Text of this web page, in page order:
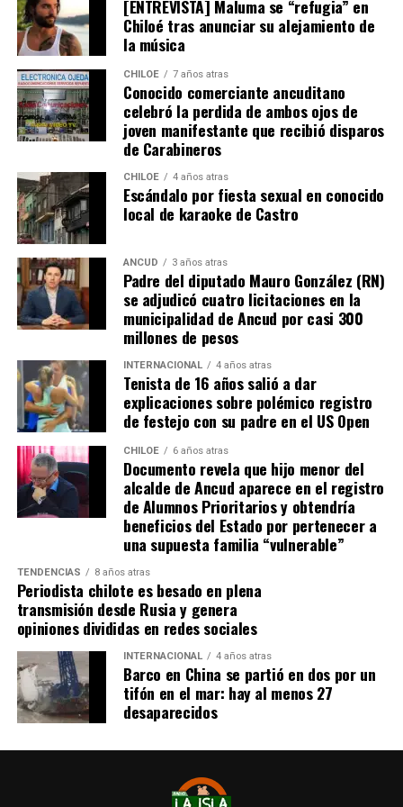
cuentan con una propuesta que entregarán al Gobierno
para ser ingresada a la Cámara de Diputados. El objetivo
es fortalecer a nivel nacional la dotación de personal
considerando un incremento de 500 nuevos
funcionarios y 125 oficiales para reforzar las policías
marítimas.
Al respecto, Bórquez valoró que su solicitud haya sido
escuchada, ya que se enmarca en la solicitud realizada y
que busca “resguardar las costas de nuestro país y sobre
todo de nuestra región, es muy necesario sobre todo
para controlar el narcotráfico en Quellón y el tráfico de
vehículos robados que están siendo ingresados en
nuestra isla, entre otros delitos que se suscitan al no
contar con el personal necesario que resguarde
nuestras costas”.
[ENTREVISTA] Maluma se “refugia” en
Chiloé tras anunciar su alejamiento de
la música
CHILOE 7 años atras
Conocido comerciante ancuditano
celebró la perdida de ambos ojos de
joven manifestante que recibió disparos
de Carabineros
CHILOE 4 años atras
Escándalo por fiesta sexual en conocido
local de karaoke de Castro
ANCUD 3 años atras
Padre del diputado Mauro González (RN)
se adjudicó cuatro licitaciones en la
municipalidad de Ancud por casi 300
millones de pesos
INTERNACIONAL 4 años atras
Tenista de 16 años salió a dar
explicaciones sobre polémico registro
de festejo con su padre en el US Open
CHILOE 6 años atras
Documento revela que hijo menor del
alcalde de Ancud aparece en el registro
de Alumnos Prioritarios y obtendría
beneficios del Estado por pertenecer a
una supuesta familia “vulnerable”
TENDENCIAS 8 años atras
Periodista chilote es besado en plena
transmisión desde Rusia y genera
opiniones divididas en redes sociales
INTERNACIONAL 4 años atras
Barco en China se partió en dos por un
tifón en el mar: hay al menos 27
desaparecidos